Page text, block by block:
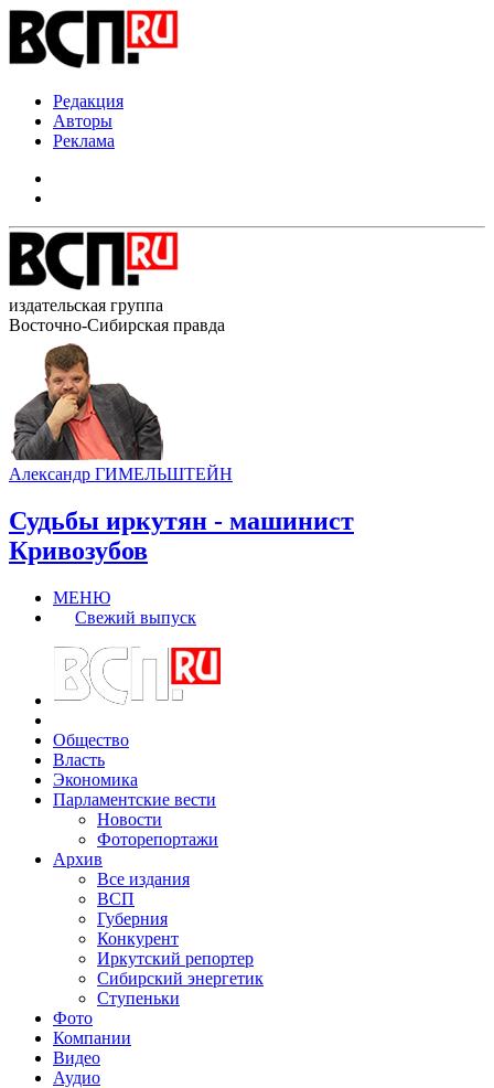
Редакция
Авторы
Реклама
издательская группа
Восточно-Сибирская правда
Александр ГИМЕЛЬШТЕЙН
Судьбы иркутян - машинист
Кривозубов
МЕНЮ
Свежий выпуск
Общество
Власть
Экономика
Парламентские вести
Новости
Фоторепортажи
Архив
Все издания
ВСП
Губерния
Конкурент
Иркутский репортер
Сибирский энергетик
Ступеньки
Фото
Компании
Видео
Аудио